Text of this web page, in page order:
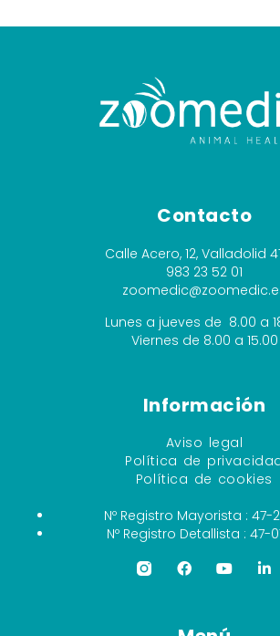
Contacto
Calle Acero, 12, Valladolid
983 23 52 01
Lunes a jueves de 8.00 a
Viernes de 8.00 a 15.00
Información
Aviso legal
Política de
Política de cookies
Nº Registro Mayorista : 47-
Nº Registro Detallista : 47-